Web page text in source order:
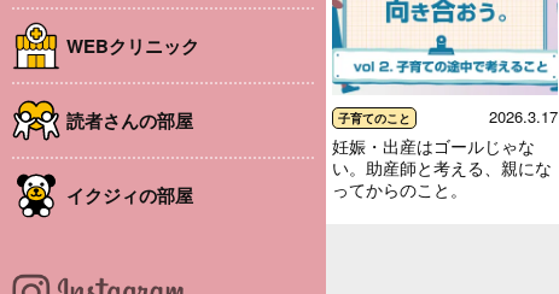
WEBクリニック
読者さんの部屋
イクジィの部屋
子育てのこと 2026.3.17
妊娠・出産はゴールじゃな
い。助産師と考える、親にな
ってからのこと。